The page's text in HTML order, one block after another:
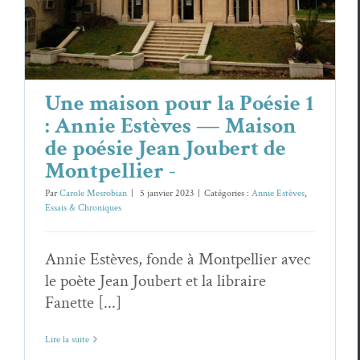
Joubert de Montpellier -
Annie Estèves Essais & Chroniques
Une maison pour la Poésie 1
: Annie Estèves — Maison
de poésie Jean Joubert de
Montpellier -
ParCarole Mesrobian | 5 janvier 2023 | Catégories : Annie Estèves,
Essais & Chroniques
Annie Estèves, fonde à Montpellier avec
le poète Jean Joubert et la libraire
Fanette [...]
Lire la suite